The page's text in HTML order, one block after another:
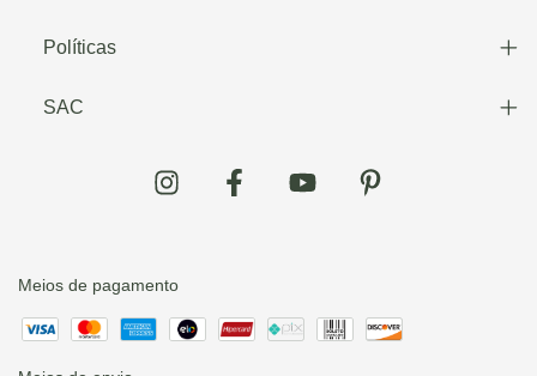
Políticas
SAC
Meios de pagamento